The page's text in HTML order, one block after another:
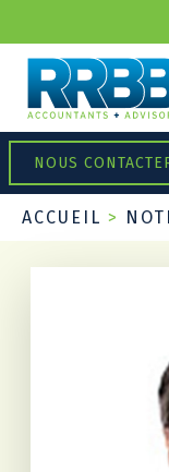
NOUS
ACCUEIL >